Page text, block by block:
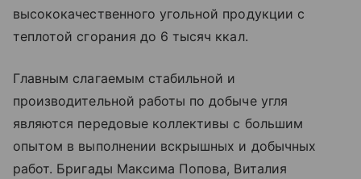
высококачественного угольной продукции с
теплотой сгорания до 6 тысяч ккал.
Главным слагаемым стабильной и
производительной работы по добыче угля
являются передовые коллективы с большим
опытом в выполнении вскрышных и добычных
работ. Бригады Максима Попова, Виталия